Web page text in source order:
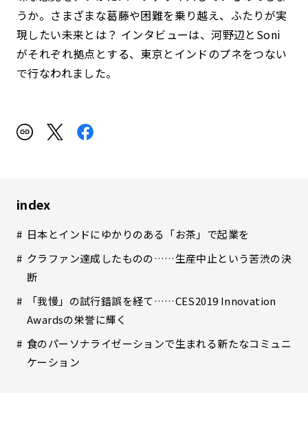
うか。さまざまな葛藤や困難を乗り越え、ふたりが実
現したい未来とは？ インタビューは、河野辺とSoni
がそれぞれ拠点とする、東京とインドのプネをつない
で行なわれました。
index
日本とインドにゆかりのある「お茶」で起業を
クラファン達成したものの……生産中止という苦渋の決
断
「我慢」の試行錯誤を経て……CES2019 Innovation
Awardsの栄誉に輝く
食のパーソナライゼーションで生まれる新たなコミュニ
ケーション